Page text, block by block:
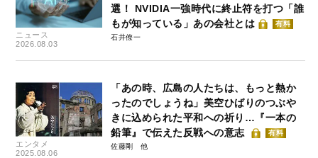
ニュース
2026.08.03
選！ NVIDIA一強時代に終止符を打つ「誰
もが知っている」あの会社とは
有料
石井僚一
エンタメ
2025.08.06
「あの時、広島の人たちは、もっと熱か
ったのでしょうね」美空ひばりのつぶや
きに込められた平和への祈り…『一本の
鉛筆』で伝えた反戦への意志
有料
佐藤剛